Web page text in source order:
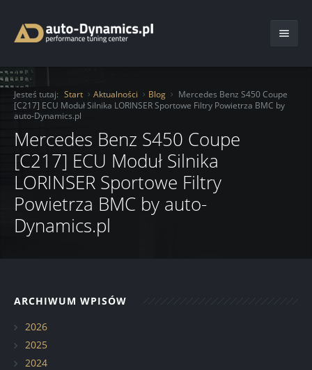
Start
O Firmie
Oferta
Chiptuning
Moduły mocy
Serwis
Usługi
Ochrona lakieru folią
Auto Detailing
Renowacja felg
Elementy z włókna węglowego
Renowacja pojazdów zabytkowych
Katalog
Aktualności
Realizacje
Jesteś tutaj: Start Aktualności Blog
Mercedes Benz S450 Coupe
[C217] ECU Moduł Silnika LORINSER Sportowe Filtry Powietrza BMC by
auto-Dynamics.pl
Mercedes Benz S450 Coupe
[C217] ECU Moduł Silnika
LORINSER Sportowe Filtry
Powietrza BMC by auto-
Dynamics.pl
ARCHIWUM WPISÓW
2026
2025
2024